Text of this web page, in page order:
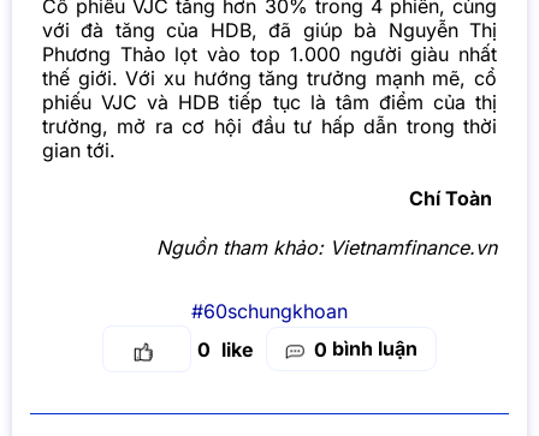
Cổ phiếu VJC tăng hơn 30% trong 4 phiên, cùng
với đà tăng của HDB, đã giúp bà Nguyễn Thị
Phương Thảo lọt vào top 1.000 người giàu nhất
thế giới. Với xu hướng tăng trưởng mạnh mẽ, cổ
phiếu VJC và HDB tiếp tục là tâm điểm của thị
trường, mở ra cơ hội đầu tư hấp dẫn trong thời
gian tới.
Chí Toàn
Nguồn tham khảo: Vietnamfinance.vn
#60schungkhoan
0
0 bình luận